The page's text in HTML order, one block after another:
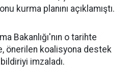
kurma planını açıklamıştı.
Bakanlığı'nın o tarihte
önerilen koalisyona destek
imzaladı.